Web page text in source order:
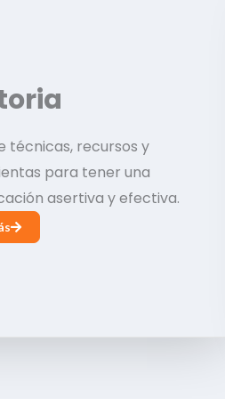
técnicas, recursos y
para tener una
asertiva y efectiva.